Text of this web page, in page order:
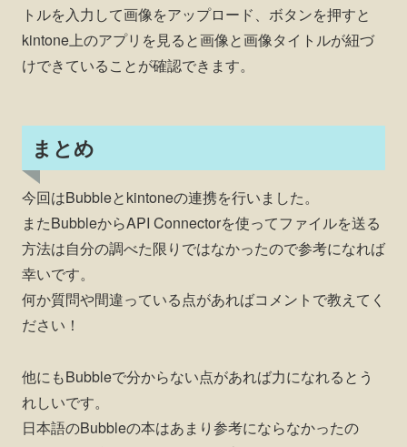
トルを入力して画像をアップロード、ボタンを押すと
kintone上のアプリを見ると画像と画像タイトルが紐づ
けできていることが確認できます。
まとめ
今回はBubbleとkintoneの連携を行いました。
またBubbleからAPI Connectorを使ってファイルを送る
方法は自分の調べた限りではなかったので参考になれば
幸いです。
何か質問や間違っている点があればコメントで教えてく
ださい！
他にもBubbleで分からない点があれば力になれるとう
れしいです。
日本語のBubbleの本はあまり参考にならなかったの